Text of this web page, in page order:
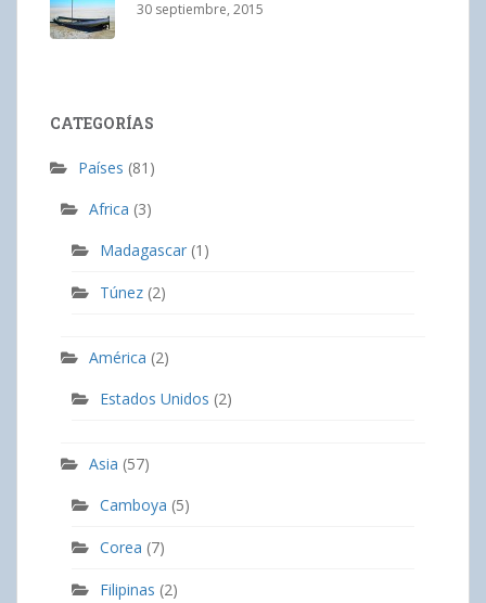
30 septiembre, 2015
CATEGORÍAS
Países (81)
Africa (3)
Madagascar (1)
Túnez (2)
América (2)
Estados Unidos (2)
Asia (57)
Camboya (5)
Corea (7)
Filipinas (2)